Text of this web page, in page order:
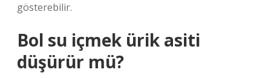
gösterebilir.
Bol su içmek ürik asiti
düşürür mü?